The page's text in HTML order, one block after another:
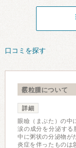
口コミを探す
霰粒腫について
詳細
眼瞼（まぶた）の中
涙の成分を分泌する
中に粥状の分泌物が
炎症を伴ったものは